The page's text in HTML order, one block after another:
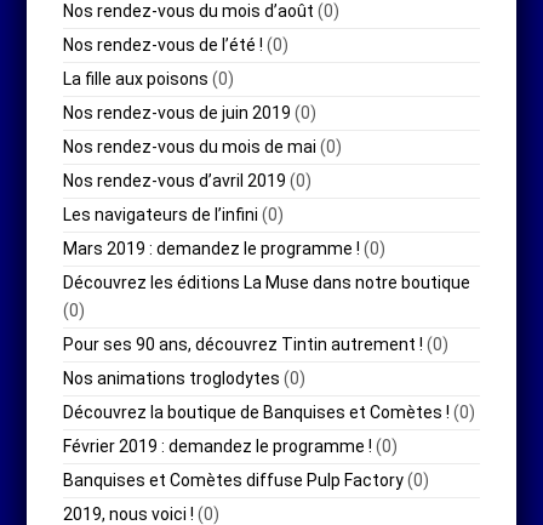
Nos rendez-vous du mois d’août (0)
Nos rendez-vous de l’été ! (0)
La fille aux poisons (0)
Nos rendez-vous de juin 2019 (0)
Nos rendez-vous du mois de mai (0)
Nos rendez-vous d’avril 2019 (0)
Les navigateurs de l’infini (0)
Mars 2019 : demandez le programme ! (0)
Découvrez les éditions La Muse dans notre boutique
(0)
Pour ses 90 ans, découvrez Tintin autrement ! (0)
Nos animations troglodytes (0)
Découvrez la boutique de Banquises et Comètes ! (0)
Février 2019 : demandez le programme ! (0)
Banquises et Comètes diffuse Pulp Factory(0)
2019, nous voici ! (0)